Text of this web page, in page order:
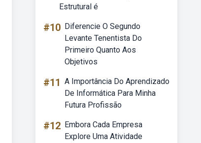
Estrutural é
#10 Diferencie O Segundo
Levante Tenentista Do
Primeiro Quanto Aos
Objetivos
#11 A Importância Do Aprendizado
De Informática Para Minha
Futura Profissão
#12 Embora Cada Empresa
Explore Uma Atividade